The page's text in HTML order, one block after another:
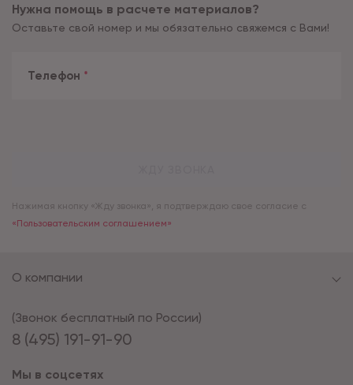
Нужна помощь в расчете материалов?
Оставьте свой номер и мы обязательно свяжемся с Вами!
Телефон *
Нажимая кнопку «Жду звонка», я подтверждаю свое согласие с
«Пользовательским соглашением»
8 (495) 191-91-90
(Звонок бесплатный по России)
Мы в соцсетях
О компании